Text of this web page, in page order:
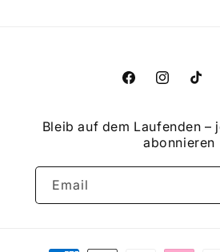
FacebookInstagramTikTok
Bleib auf dem Laufenden –
abonnieren
Email